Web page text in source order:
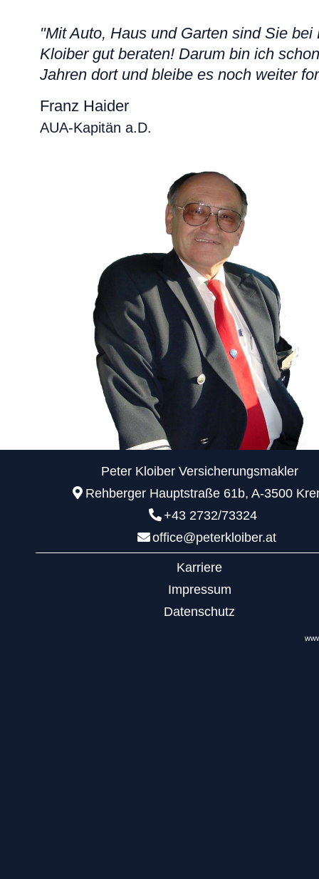
"Mit Auto, Haus und Garten sind Sie bei
Kloiber gut beraten! Darum bin ich
Jahren dort und bleibe es noch weiter
Franz Haider
AUA-Kapitän a.D.
Peter Kloiber Versicherungsmakler
Rehberger Hauptstraße 61b, A-3500
+43 2732/73324
office@peterkloiber.at
Karriere
Impressum
Datenschutz